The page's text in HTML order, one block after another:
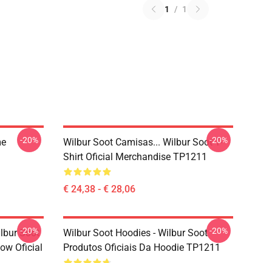
1 / 1
-20%
Wilbur Soot Camisas... Wilbur Soot T-
Shirt Oficial Merchandise TP1211
€ 24,38 - € 28,06
-20%
Soot
Oficial
-20%
Wilbur Soot Hoodies - Wilbur Soot
Produtos Oficiais Da Hoodie TP1211
-20%